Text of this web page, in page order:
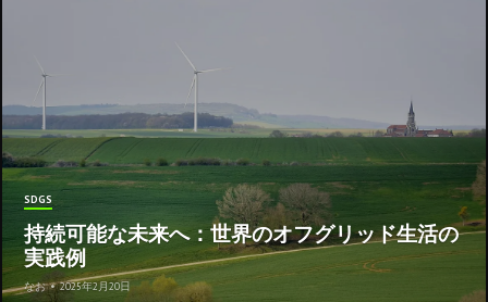
SDGS
持続可能な未来へ：世界のオフグリッド生活の
実践例
なお • 2025年2月20日